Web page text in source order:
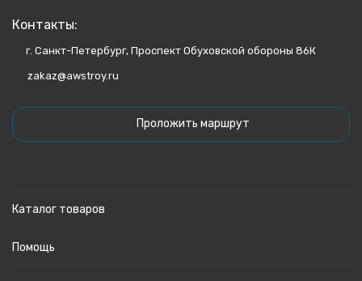
Контакты:
г. Санкт-Петербург, Проспект Обуховской обороны 86К
zakaz@awstroy.ru
Проложить маршрут
Каталог товаров
Помощь